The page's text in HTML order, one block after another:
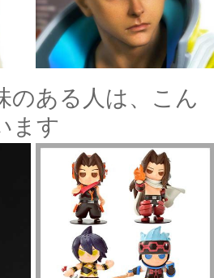
のある人は、こん
ます